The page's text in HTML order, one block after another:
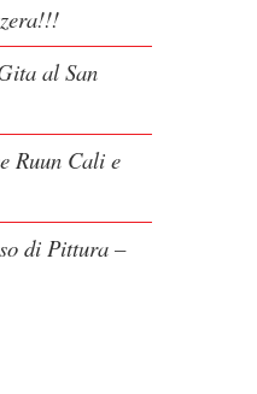
al San
Ruun Cali e
di Pittura –